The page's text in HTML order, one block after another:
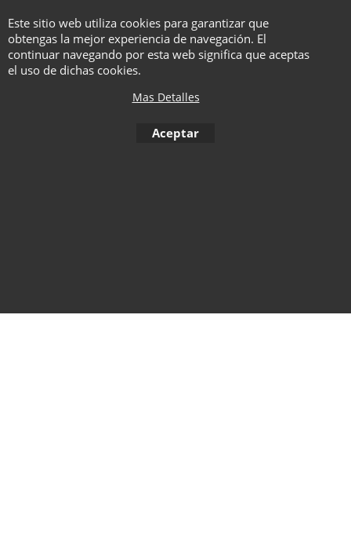
tu audiencia con esto.
Disfrútalas, amigo
Dani DaOrtiz
Este sitio web utiliza cookies para garantizar que
obtengas la mejor experiencia de navegación. El
continuar navegando por esta web significa que aceptas
el uso de dichas cookies.
Mas Detalles
Aceptar